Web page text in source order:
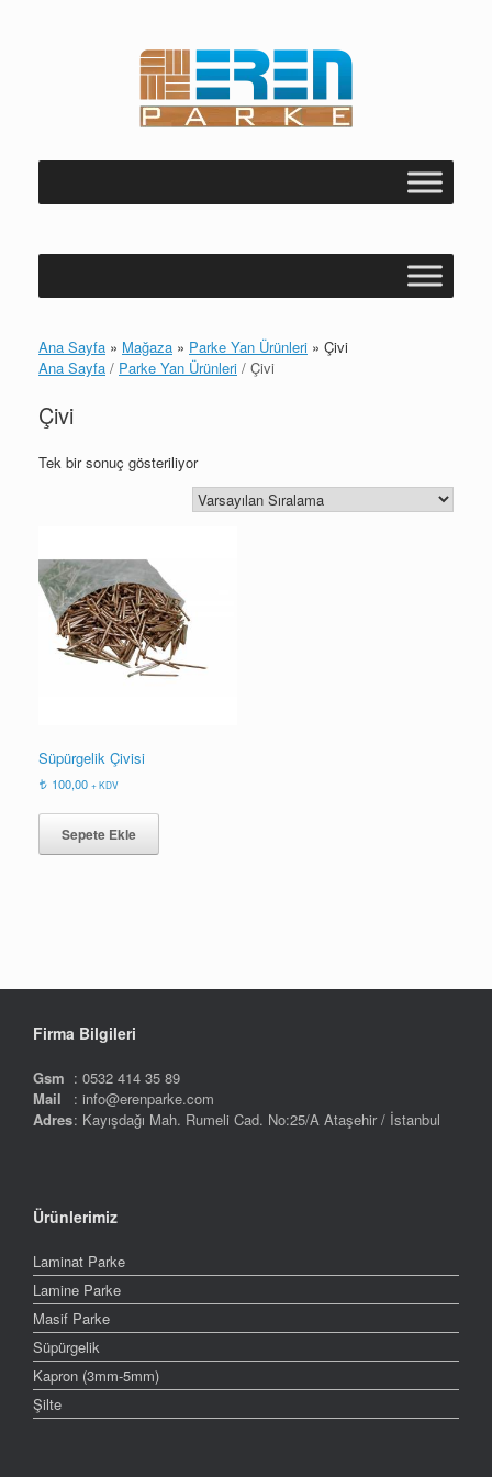
Ana Sayfa » Mağaza » Parke Yan Ürünleri » Çivi
Ana Sayfa / Parke Yan Ürünleri / Çivi
Çivi
Tek bir sonuç gösteriliyor
Süpürgelik Çivisi
100,00 + KDV
Sepete Ekle
Firma Bilgileri
Gsm : 0532 414 35 89
Mail
: info@erenparke.com
Adres: Kayışdağı Mah. Rumeli Cad. No:25/A Ataşehir / İstanbul
Ürünlerimiz
Laminat Parke
Lamine Parke
Masif Parke
Süpürgelik
Kapron (3mm-5mm)
Şilte